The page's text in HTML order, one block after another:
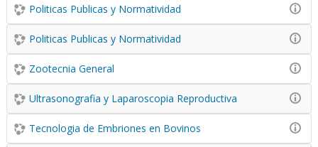
Politicas Publicas y Normatividad
Politicas Publicas y Normatividad
Zootecnia General
Ultrasonografia y Laparoscopia Reproductiva
Tecnologia de Embriones en Bovinos